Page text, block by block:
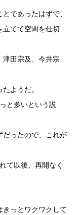
であったはずで、
立てて空間を仕切
津田宗及、今井宗
ようだ。
と多いという説
だったので、これが
て以後、再開なく
っとワクワクして